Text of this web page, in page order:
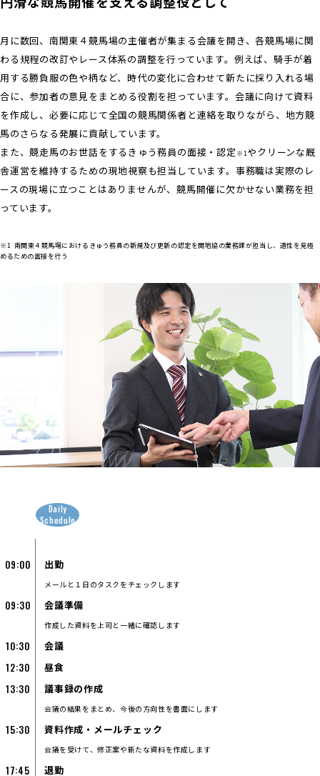
月に数回、南関東４競馬場の主催者が集まる会議を開き、各競馬場に関
わる規程の改訂やレース体系の調整を行っています。例えば、騎手が着
用する勝負服の色や柄など、時代の変化に合わせて新たに採り入れる場
合に、参加者の意見をまとめる役割を担っています。会議に向けて資料
を作成し、必要に応じて全国の競馬関係者と連絡を取りながら、地方競
馬のさらなる発展に貢献しています。
また、競走馬のお世話をするきゅう務員の面接・認定 ※1やクリーンな厩
舎運営を維持するための現地視察も担当しています。事務職は実際のレ
ースの現場に立つことはありませんが、競馬開催に欠かせない業務を担
っています。
※1 南関東４競馬場におけるきゅう務員の新規及び更新の認定を関地協の業務課が担当し、適性を見極
めるための面接を行う
Daily
Schedule
09:00 出勤
メールと１日のタスクをチェックします
09:30 会議準備
作成した資料を上司と一緒に確認します
10:30 会議
12:30 昼食
13:30 議事録の作成
会議の結果をまとめ、今後の方向性を書面にします
15:30 資料作成・メールチェック
会議を受けて、修正案や新たな資料を作成します
17:45 退勤